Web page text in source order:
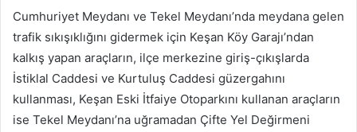
t
a
g
ö
Cumhuriyet Meydanı ve Tekel Meydanı’nda meydana gelen
trafik sıkışıklığını gidermek için Keşan Köy Garajı’ndan
kalkış yapan araçların, ilçe merkezine giriş-çıkışlarda
İstiklal Caddesi ve Kurtuluş Caddesi güzergahını
kullanması, Keşan Eski İtfaiye Otoparkını kullanan araçların
ise Tekel Meydanı’na uğramadan Çifte Yel Değirmeni